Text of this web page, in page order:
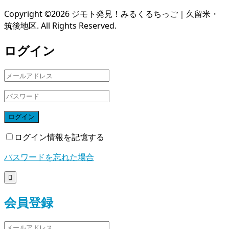
Copyright ©2026 ジモト発見！みるくるちっご｜久留米・
筑後地区. All Rights Reserved.
ログイン
ログイン
ログイン情報を記憶する
パスワードを忘れた場合

会員登録